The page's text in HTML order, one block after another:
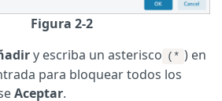
Figura 2-2
y escriba un asterisco (* ) en
para bloquear todos los
Aceptar.